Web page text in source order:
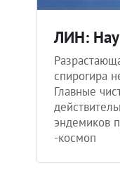
ЛИН:
спирогира
Главные
эндемиков
-космоп